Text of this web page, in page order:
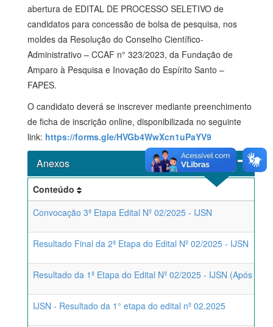
abertura de EDITAL DE PROCESSO SELETIVO de
candidatos para concessão de bolsa de pesquisa, nos
moldes da Resolução do Conselho Científico-
Administrativo – CCAF n° 323/2023, da Fundação de
Amparo à Pesquisa e Inovação do Espírito Santo –
FAPES.
O candidato deverá se inscrever mediante preenchimento
de ficha de inscrição online, disponibilizada no seguinte
link: https://forms.gle/HVGb4WwXcn1uPaYV9
Anexos
Conteúdo
Convocação 3ª Etapa Edital Nº 02/2025 - IJSN
Resultado Final da 2ª Etapa do Edital Nº 02/2025 - IJSN
Resultado da 1ª Etapa do Edital Nº 02/2025 - IJSN (Após
IJSN - Resultado da 1° etapa do edital nº 02.2025